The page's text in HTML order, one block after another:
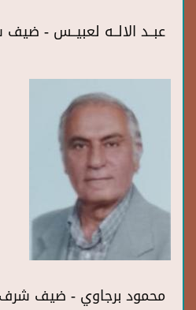
عبــد الالــه لعبيــس -
محمود برجاوي - ضيف شرف